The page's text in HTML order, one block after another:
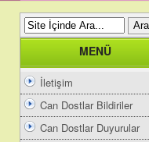
MENÜ
İletişim
Can Dostlar Bildiriler
Can Dostlar Duyurular